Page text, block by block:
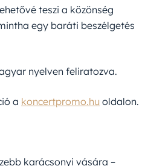
teszi a közönség
egy baráti beszélgetés
nyelven feliratozva.
a koncertpromo.hu oldalon.
karácsonyi vására –